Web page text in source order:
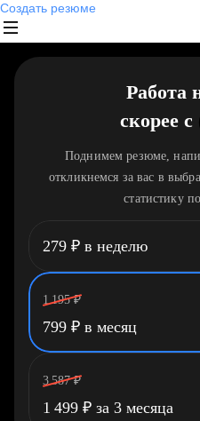
Создать резюме
Работа
скорее c
Поднимем резюме,
откликнемся за вас в
статистику
279 ₽ в неделю
1 195 ₽
799 ₽ в месяц
3 587 ₽
1 499 ₽ за 3 месяца